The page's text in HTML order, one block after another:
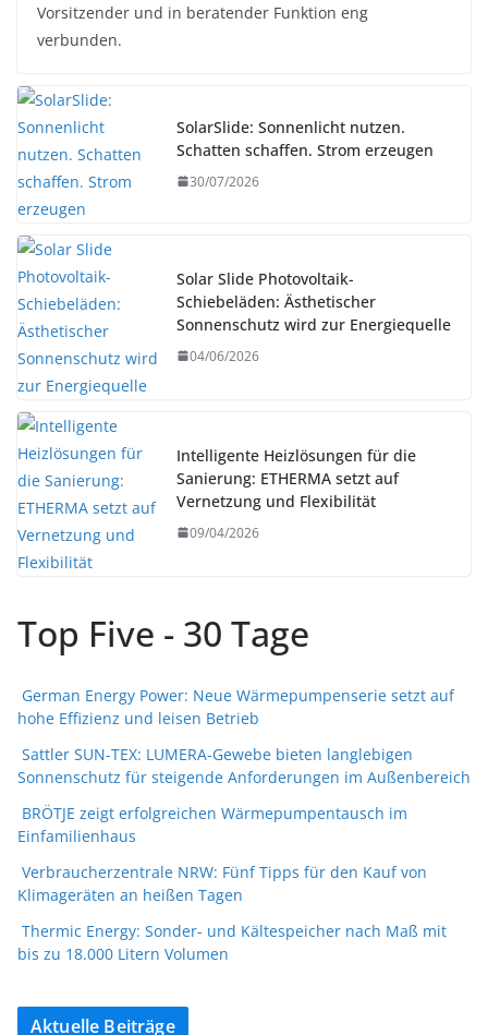
Vorsitzender und in beratender Funktion eng
verbunden.
SolarSlide: Sonnenlicht nutzen.
Schatten schaffen. Strom erzeugen
30/07/2026
Solar Slide Photovoltaik-
Schiebeläden: Ästhetischer
Sonnenschutz wird zur Energiequelle
04/06/2026
Intelligente Heizlösungen für die
Sanierung: ETHERMA setzt auf
Vernetzung und Flexibilität
09/04/2026
Top Five - 30 Tage
German Energy Power: Neue Wärmepumpenserie setzt auf
hohe Effizienz und leisen Betrieb
Sattler SUN-TEX: LUMERA-Gewebe bieten langlebigen
Sonnenschutz für steigende Anforderungen im Außenbereich
BRÖTJE zeigt erfolgreichen Wärmepumpentausch im
Einfamilienhaus
Verbraucherzentrale NRW: Fünf Tipps für den Kauf von
Klimageräten an heißen Tagen
Thermic Energy: Sonder- und Kältespeicher nach Maß mit
bis zu 18.000 Litern Volumen
Aktuelle Beiträge